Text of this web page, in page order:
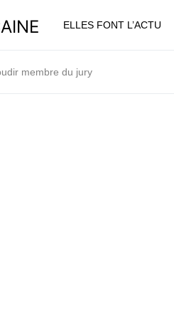
ELLES FONT L’ACTU
membre du jury